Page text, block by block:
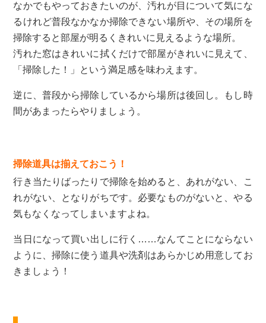
なかでもやっておきたいのが、汚れが目について気にな
るけれど普段なかなか掃除できない場所や、その場所を
掃除すると部屋が明るくきれいに見えるような場所。
汚れた窓はきれいに拭くだけで部屋がきれいに見えて、
「掃除した！」という満足感を味わえます。
逆に、普段から掃除しているから場所は後回し。もし時
間があまったらやりましょう。
掃除道具は揃えておこう！
行き当たりばったりで掃除を始めると、あれがない、こ
れがない、となりがちです。必要なものがないと、やる
気もなくなってしまいますよね。
当日になって買い出しに行く……なんてことにならない
ように、掃除に使う道具や洗剤はあらかじめ用意してお
きましょう！